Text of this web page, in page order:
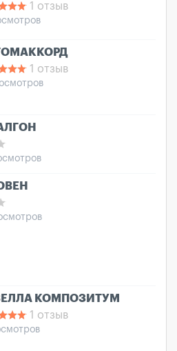
1 отзыв
1 отзыв
КОМПОЗИТУМ
1 отзыв